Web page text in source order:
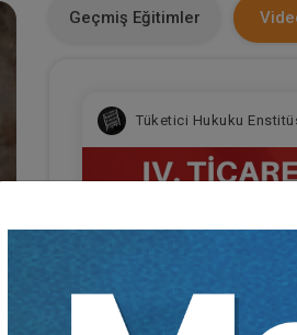
Geçmiş Eğitimler
Tüketici Hukuku